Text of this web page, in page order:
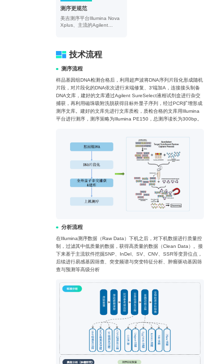
测序更规范
美吉测序平台Illumina Nova
Xplus、主流的Agilent
技术流程
测序流程
样品基因组DNA检测合格后，利用超声波将DNA序列片段化形成随机
片段，对片段化的DNA依次进行末端修复、3′端加A，连接接头制备
DNA文库，建好的文库通过Agilent SureSelect液相试剂盒进行杂交
捕获，再利用磁珠吸附洗脱获得目标外显子序列，经过PCR扩增形成
测序文库。建好的文库先进行文库质检，质检合格的文库用Illumina
平台进行测序，测序策略为Illumina PE150，总测序读长为300bp。
分析流程
在Illumina测序数据（Raw Data）下机之后，对下机数据进行质量控
制，过滤其中低质量的数据，获得高质量的数据（Clean Data）。接
下来基于主流软件挖掘SNP、InDel、SV、CNV、SSR等变异位点，
后续进行易感基因筛查、突变频谱与突变特征分析、肿瘤驱动基因筛
查与预测等高级分析